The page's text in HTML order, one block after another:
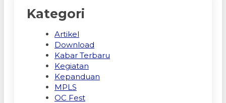
Kategori
Artikel
Download
Kabar Terbaru
Kegiatan
Kepanduan
MPLS
OC Fest